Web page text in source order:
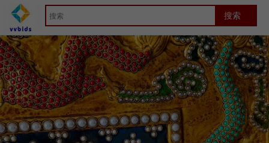
首页 Artwork